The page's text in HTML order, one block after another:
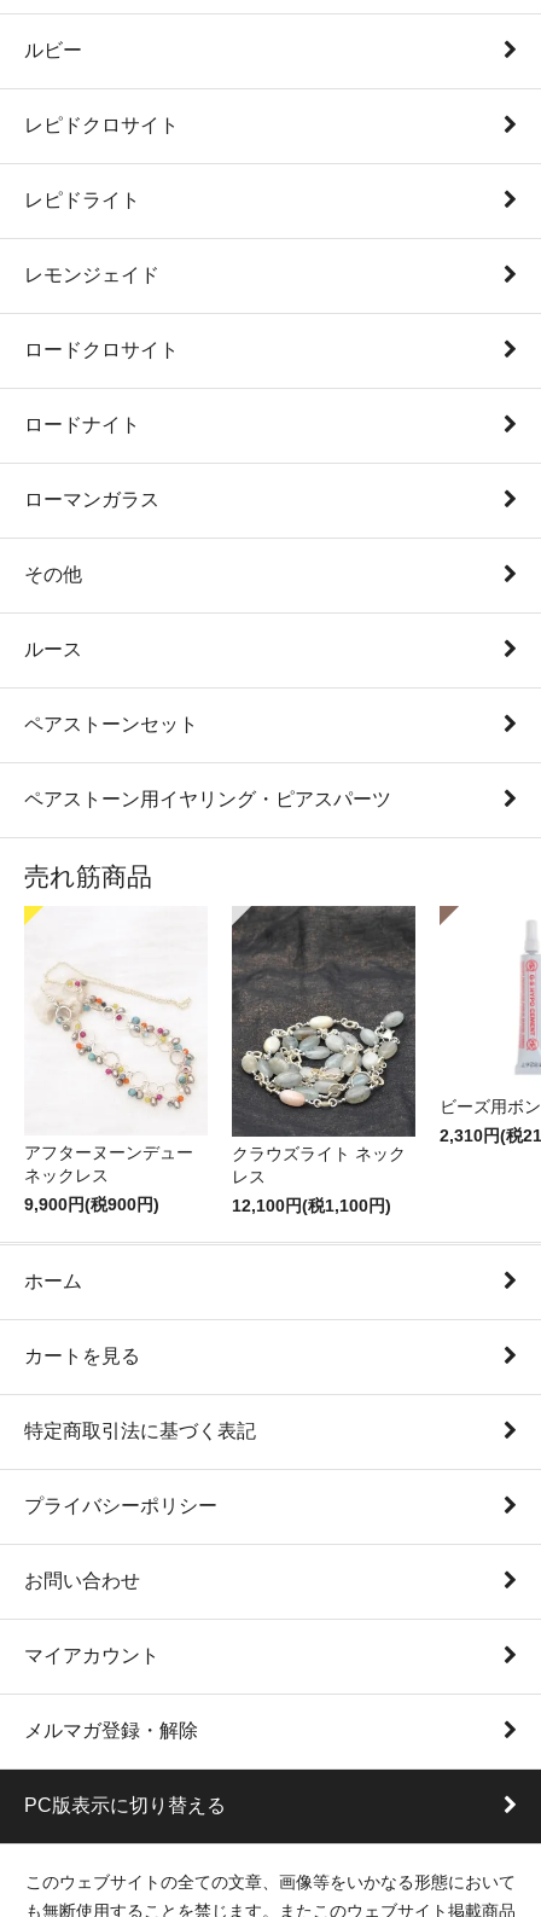
ルビー
レピドクロサイト
レピドライト
レモンジェイド
ロードクロサイト
ロードナイト
ローマンガラス
その他
ルース
ペアストーンセット
ペアストーン用イヤリング・ピアスパーツ
売れ筋商品
アフターヌーンデュー
ネックレス
9,900円(税900円)
クラウズライト ネック
レス
12,100円(税1,100円)
ビーズ用ボ
2,310円(税
ホーム
カートを見る
特定商取引法に基づく表記
プライバシーポリシー
お問い合わせ
マイアカウント
メルマガ登録・解除
PC版表示に切り替える
このウェブサイトの全ての文章、画像等をいかなる形態において
も無断使用することを禁じます。またこのウェブサイト掲載商品